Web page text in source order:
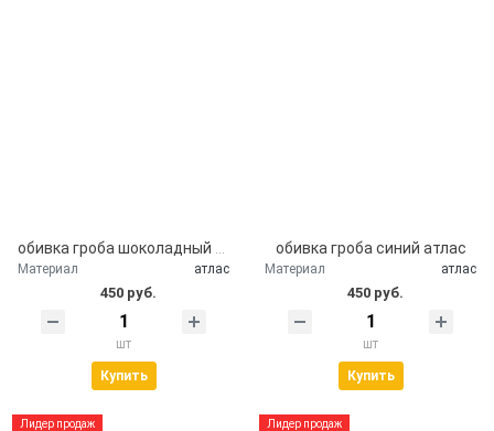
Материал атлас
450 руб.
шт
Купить
обивка гроба синий атлас
Материал атлас
450 руб.
шт
Купить
Лидер продаж Лидер продаж